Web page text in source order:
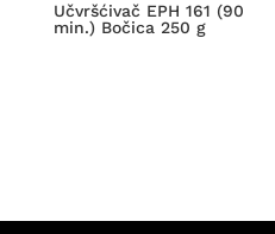
Učvršćivač EPH 161 (90
min.) Bočica 250 g